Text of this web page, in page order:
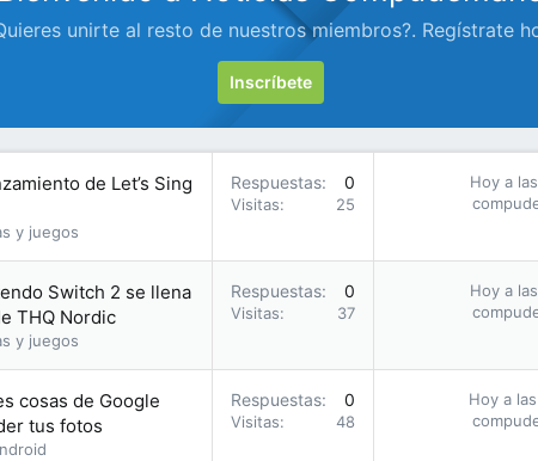
unirte al resto de nuestros miembros?. Regístrate
Inscríbete
de Let’s Sing
y juegos
Respuestas 0
Visitas 25
Hoy a
Switch 2 se llena
THQ Nordic
y juegos
Respuestas 0
Visitas 37
Hoy a
cosas de Google
tus fotos
Respuestas 0
Visitas 48
Hoy a